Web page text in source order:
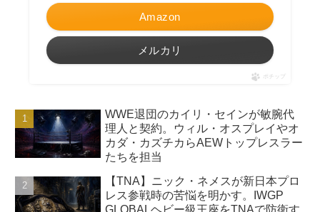
Amazon
メルカリ
ポチップ
WWE退団のカイリ・セインが敏腕代
理人と契約。ウィル・オスプレイやオ
カダ・カズチカらAEWトップレスラー
たちを担当
【TNA】ニック・ネメスが新日本プロ
レス参戦時の苦悩を明かす。IWGP